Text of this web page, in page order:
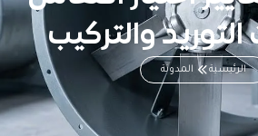
والتركيب
الرئيسية المدونة